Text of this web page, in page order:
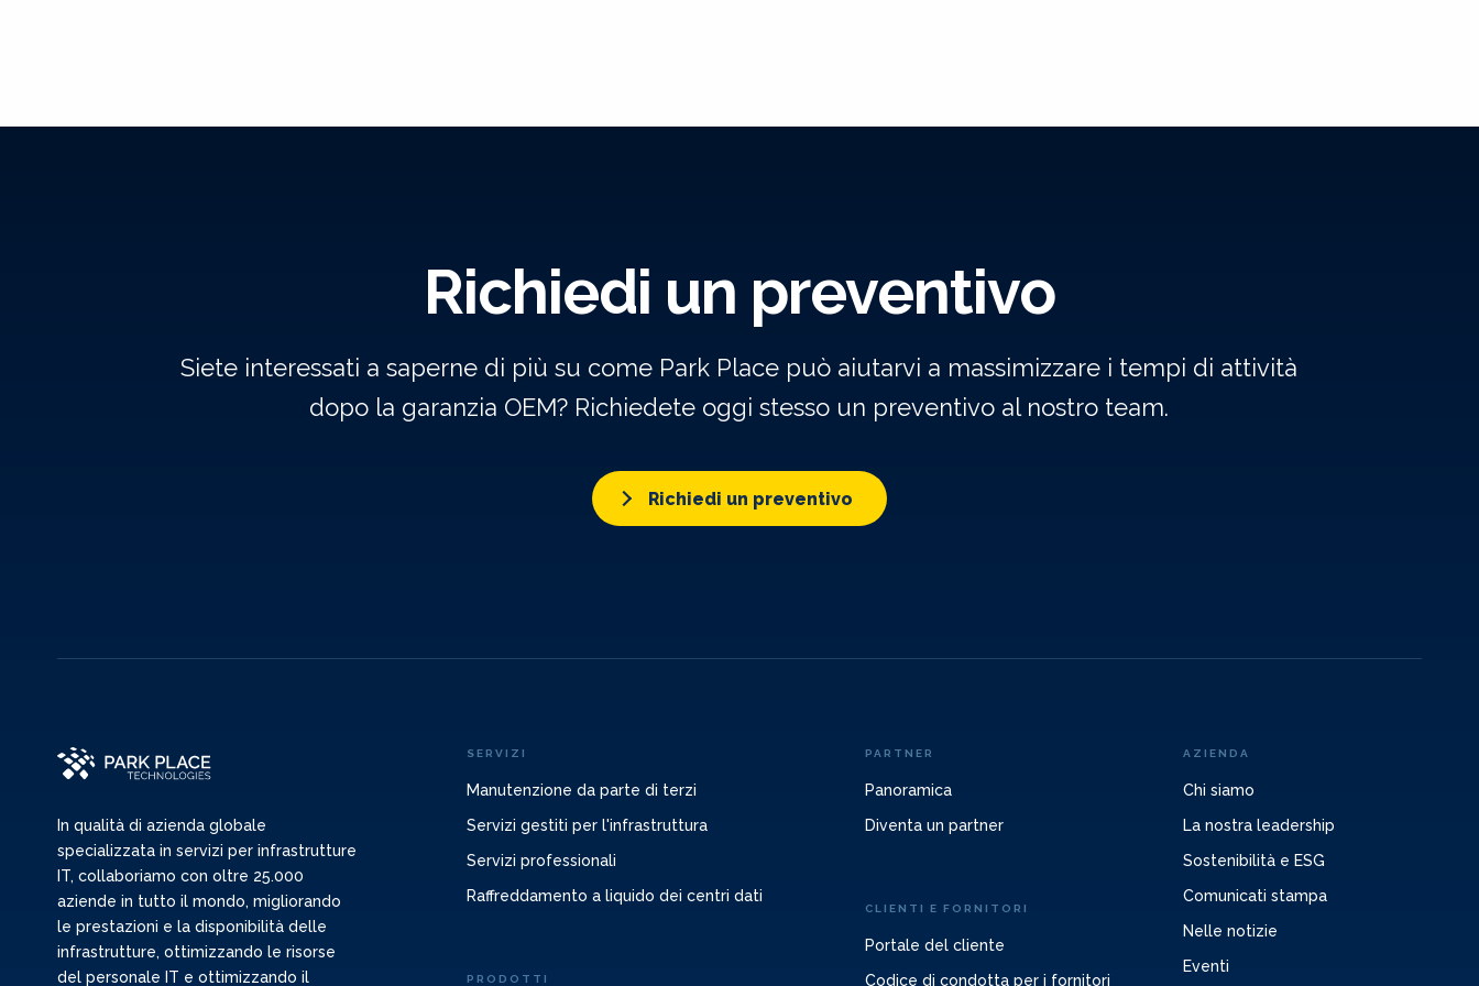
Richiedi un preventivo
Siete interessati a saperne di più su come Park Place può aiutarvi a massimizzare i tempi di attività
dopo la garanzia OEM? Richiedete oggi stesso un preventivo al nostro team.
Richiedi un preventivo
In qualità di azienda globale
specializzata in servizi per infrastrutture
IT, collaboriamo con oltre 25.000
aziende in tutto il mondo, migliorando
le prestazioni e la disponibilità delle
infrastrutture, ottimizzando le risorse
del personale IT e ottimizzando il
SERVIZI
Manutenzione da parte di terzi
Servizi gestiti per l'infrastruttura
Servizi professionali
Raffreddamento a liquido dei centri dati
PRODOTTI
PARTNER
Panoramica
Diventa un partner
CLIENTI E FORNITORI
Portale del cliente
Codice di condotta per i fornitori
AZIENDA
Chi siamo
La nostra leadership
Sostenibilità e ESG
Comunicati stampa
Nelle notizie
Eventi